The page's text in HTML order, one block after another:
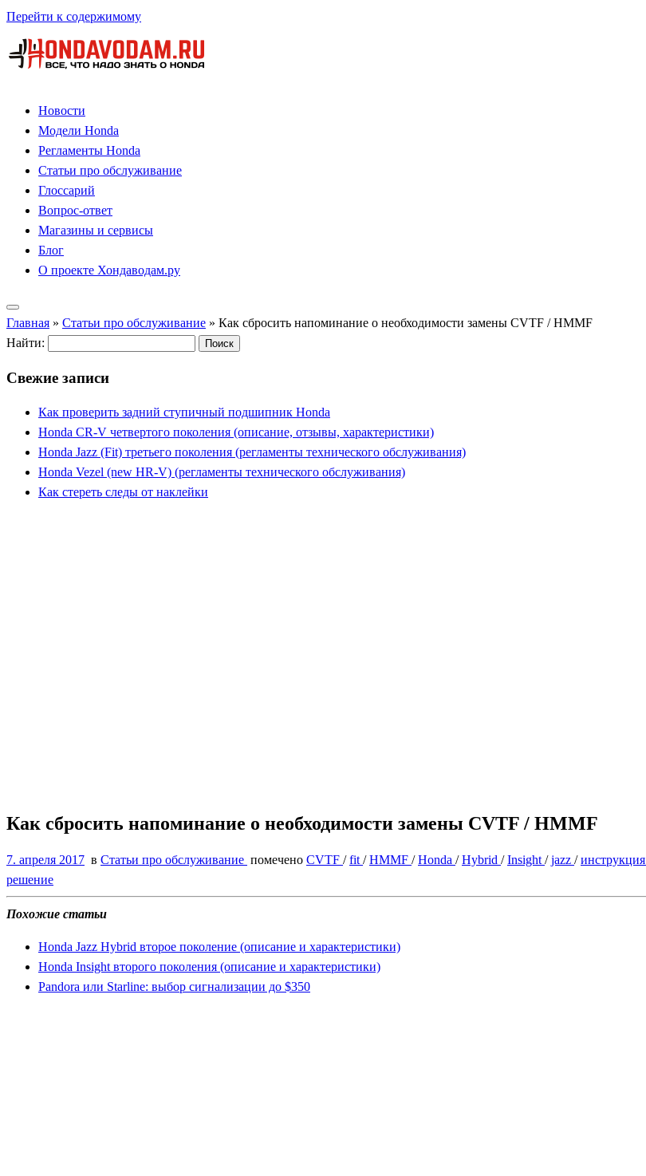
Перейти к содержимому
Новости
Модели Honda
Регламенты Honda
Статьи про обслуживание
Глоссарий
Вопрос-ответ
Магазины и сервисы
Блог
О проекте Хондаводам.ру
Главная » Статьи про обслуживание » Как сбросить напоминание о необходимости замены CVTF / HMMF
Найти:
Свежие записи
Как проверить задний ступичный подшипник Honda
Honda CR-V четвертого поколения (описание, отзывы, характеристики)
Honda Jazz (Fit) третьего поколения (регламенты технического обслуживания)
Honda Vezel (new HR-V) (регламенты технического обслуживания)
Как стереть следы от наклейки
Как сбросить напоминание о необходимости замены CVTF / HMMF
7. апреля 2017 в Статьи про обслуживание помечено CVTF /fit /HMMF /Honda /Hybrid /Insight /jazz /инструкция
решение
Похожие статьи
Honda Jazz Hybrid второе поколение (описание и характеристики)
Honda Insight второго поколения (описание и характеристики)
Pandora или Starline: выбор сигнализации до $350